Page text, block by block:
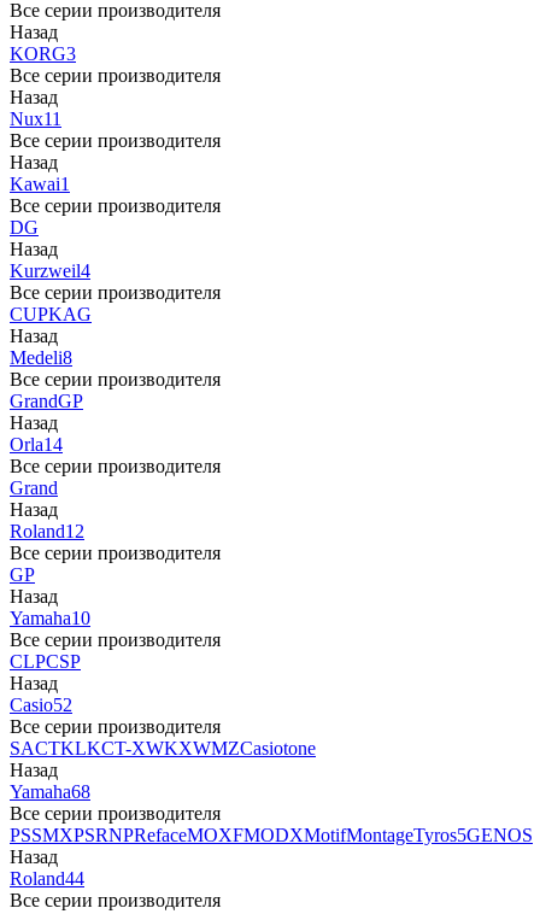
Все серии производителя
Назад
KORG3
Все серии производителя
Назад
Nux11
Все серии производителя
Назад
Kawai1
Все серии производителя
DG
Назад
Kurzweil4
Все серии производителя
CUPKAG
Назад
Medeli8
Все серии производителя
GrandGP
Назад
Orla14
Все серии производителя
Grand
Назад
Roland12
Все серии производителя
GP
Назад
Yamaha10
Все серии производителя
CLPCSP
Назад
Casio52
Все серии производителя
SACTKLKCT-XWKXWMZCasiotone
Назад
Yamaha68
Все серии производителя
PSSMXPSRNPRefaceMOXFMODXMotifMontageTyros5GENOS
Назад
Roland44
Все серии производителя